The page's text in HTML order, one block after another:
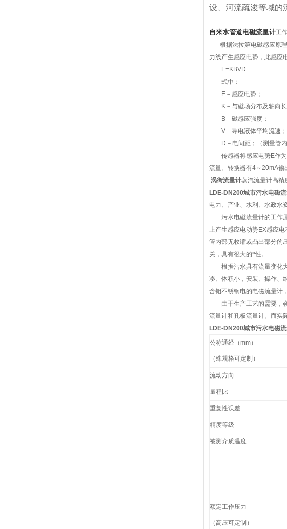
设、河流疏浚等域的
自来水管道电磁流量计工
根据法拉第电磁感应原理
力线产生感应电势，此感应
E=KBVD
式中：
E－感应电势；
K－与磁场分布及轴向长
B－磁感应强度；
V－导电液体平均流速；
D－电间距；（测量管内
传感器将感应电势E作为
流量。转换器有4～20mA
涡街流量计蒸汽流量计高精
LDE-DN200城市污水电磁
电力、产业、水利、水政水
污水电磁流量计的工作原
上产生感应电动势EX感应电
管内部无收缩或凸出部分的
关，具有很大的*性。
根据污水具有流量变化大
凑、体积小，安装、操作、
含钼不锈钢电的电磁流量计
由于生产工艺的需要，会
流量计和孔板流量计。而实
LDE-DN200城市污水电磁
公称通经（mm）
（殊规格可定制）
流动方向
量程比
重复性误差
精度等级
被测介质温度
额定工作压力
（高压可定制）